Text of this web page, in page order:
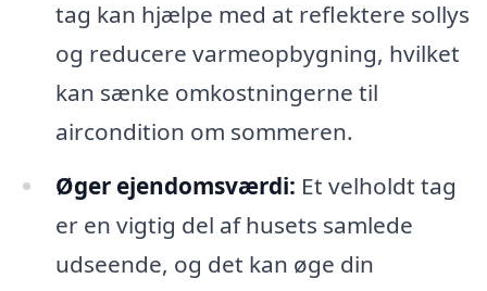
tag kan hjælpe med at reflektere sollys
og reducere varmeopbygning, hvilket
kan sænke omkostningerne til
aircondition om sommeren.
Øger ejendomsværdi: Et velholdt tag
er en vigtig del af husets samlede
udseende, og det kan øge din